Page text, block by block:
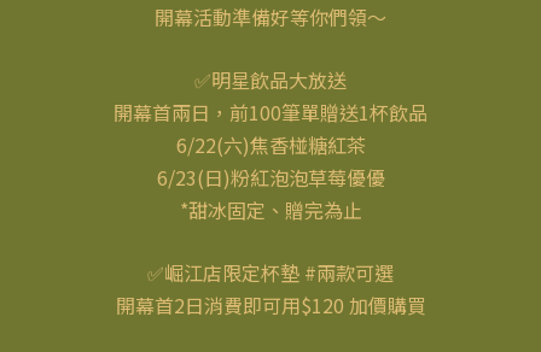
開幕活動準備好等你們領～
✅明星飲品大放送
開幕首兩日，前100筆單贈送1杯飲品
6/22(六)焦香椪糖紅茶
6/23(日)粉紅泡泡草莓優優
*甜冰固定、贈完為止
✅崛江店限定杯墊 #兩款可選
開幕首2日消費即可用$120 加價購買